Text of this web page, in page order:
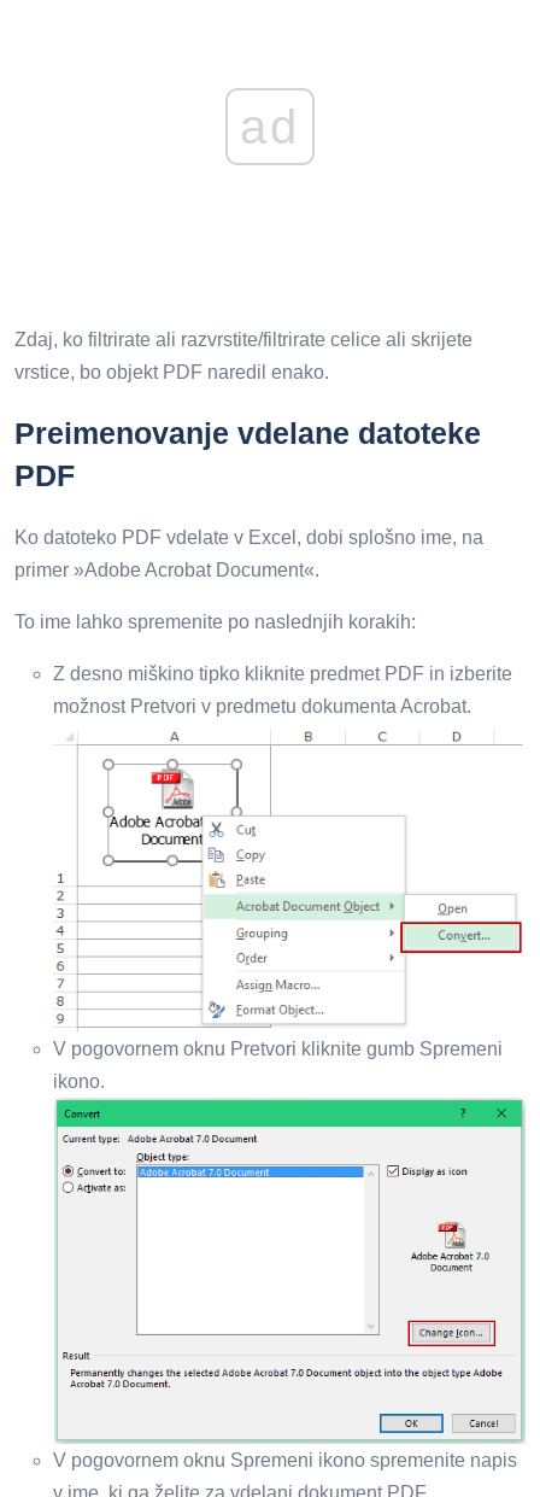
ad
Zdaj, ko filtrirate ali razvrstite/filtrirate celice ali skrijete
vrstice, bo objekt PDF naredil enako.
Preimenovanje vdelane datoteke
PDF
Ko datoteko PDF vdelate v Excel, dobi splošno ime, na
primer »Adobe Acrobat Document«.
To ime lahko spremenite po naslednjih korakih:
Z desno miškino tipko kliknite predmet PDF in izberite
možnost Pretvori v predmetu dokumenta Acrobat.
V pogovornem oknu Pretvori kliknite gumb Spremeni
ikono.
V pogovornem oknu Spremeni ikono spremenite napis